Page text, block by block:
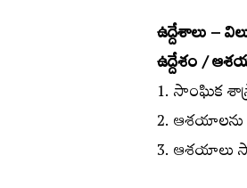
ఉద్దేశాలు –
ఉద్దేశం /
1. సాంఘిక
2. ఆశయాలను
3. ఆశయాలు